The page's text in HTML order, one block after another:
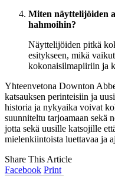
Miten näyttelijöiden
hahmoihin?
Näyttelijöiden pitkä
esitykseen, mikä
kokonaisilmapiiriin ja
Yhteenvetona Downton
katsauksen perinteisiin ja
historia ja nykyaika voivat
suunniteltu tarjoamaan sekä
jotta sekä uusille katsojille
mielenkiintoista luettavaa ja
Share This Article
Facebook Print